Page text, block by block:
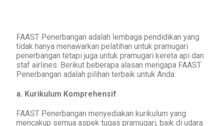
FAAST Penerbangan adalah lembaga pendidikan yang
tidak hanya menawarkan pelatihan untuk pramugari
penerbangan tetapi juga untuk pramugari kereta api dan
staf airlines. Berikut beberapa alasan mengapa FAAST
Penerbangan adalah pilihan terbaik untuk Anda:
a. Kurikulum Komprehensif
FAAST Penerbangan menyediakan kurikulum yang
mencakup semua aspek tugas pramugari, baik di udara